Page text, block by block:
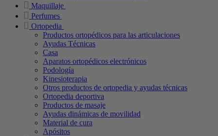
Maquillaje
Perfumes
Ortopedia
Productos ortopédicos para las articulaciones
Ayudas Técnicas
Casa
Aparatos ortopédicos electrónicos
Podología
Kinesioterapia
Otros productos de ortopedia y ayudas técnicas
Ortopedia deportiva
Productos de masaje
Ayudas dinámicas de movilidad
Material de cura
Apósitos